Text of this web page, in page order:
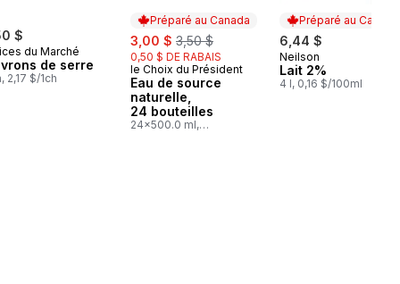
$
du Marché
de serre
2,17 $/1ch
Préparé au Canada
sale:
3,00 $ , formerly:
3,50 $
0,50 $ DE RABAIS
Préparé au Canada
le Choix du Président
Eau de source
naturelle,
24 bouteilles
24x500.0 ml,
Préparé au Canada
6,44 $
Préparé au
Neilson
Lait 2%
4 l, 0,16 $/100ml